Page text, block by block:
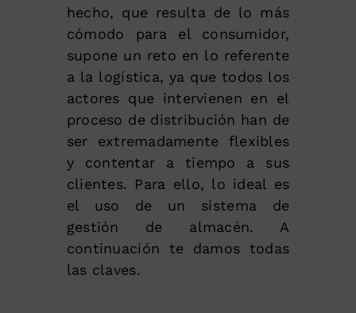
hecho, que resulta de lo más
cómodo para el consumidor,
supone un reto en lo referente
a la logística, ya que todos los
actores que intervienen en el
proceso de distribución han de
ser extremadamente flexibles
y contentar a tiempo a sus
clientes. Para ello, lo ideal es
el uso de un sistema de
gestión de almacén. A
continuación te damos todas
las claves.